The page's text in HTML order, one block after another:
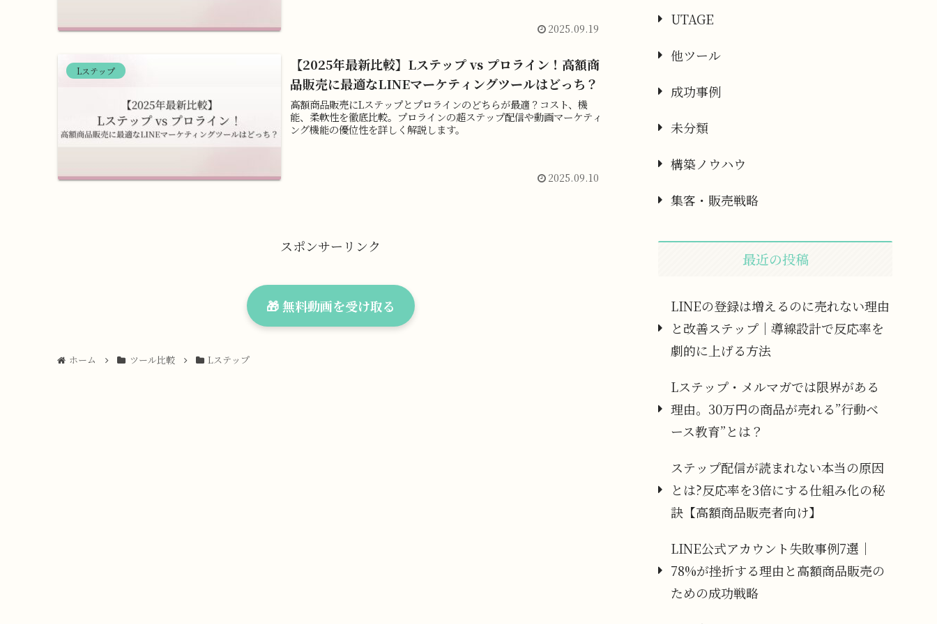
2025.09.19
Lステップ
【2025年最新比較】Lステップ vs プロライン！高額商
品販売に最適なLINEマーケティングツールはどっち？
高額商品販売にLステップとプロラインのどちらが最適？コスト、機
能、柔軟性を徹底比較。プロラインの超ステップ配信や動画マーケティ
ング機能の優位性を詳しく解説します。
2025.09.10
スポンサーリンク
🎁 無料動画を受け取る
ホーム ツール比較 Lステップ
UTAGE
他ツール
成功事例
未分類
構築ノウハウ
集客・販売戦略
最近の投稿
LINEの登録は増えるのに売れない理由
と改善ステップ｜導線設計で反応率を
劇的に上げる方法
Lステップ・メルマガでは限界がある
理由。30万円の商品が売れる”行動ベ
ース教育”とは？
ステップ配信が読まれない本当の原因
とは?反応率を3倍にする仕組み化の秘
訣【高額商品販売者向け】
LINE公式アカウント失敗事例7選｜
78%が挫折する理由と高額商品販売の
ための成功戦略